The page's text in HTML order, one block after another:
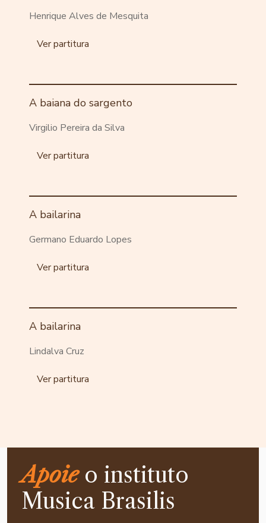
Henrique Alves de Mesquita
Ver partitura
A baiana do sargento
Virgilio Pereira da Silva
Ver partitura
A bailarina
Germano Eduardo Lopes
Ver partitura
A bailarina
Lindalva Cruz
Ver partitura
Apoieo instituto
Musica Brasilis